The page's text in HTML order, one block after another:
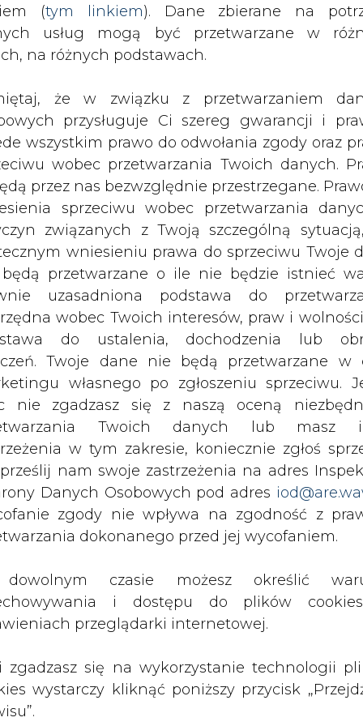
usług mogą być przetwarzane w
na różnych podstawach.
przysługuje Ci szereg gwarancji i
wszystkim prawo do odwołania zgody oraz
wobec przetwarzania Twoich danych.
przez nas bezwzględnie przestrzegane.
sprzeciwu wobec przetwarzania
związanych z Twoją szczególną
wniesieniu prawa do sprzeciwu Twoje
przetwarzane o ile nie będzie istnieć
uzasadniona podstawa do
wobec Twoich interesów, praw i
do ustalenia, dochodzenia lub
Twoje dane nie będą przetwarzane w
własnego po zgłoszeniu sprzeciwu.
nie zgadzasz się z naszą oceną
Twoich danych lub masz
w tym zakresie, koniecznie zgłoś
nam swoje zastrzeżenia na adres
Danych Osobowych pod adres
zgody nie wpływa na zgodność z
dokonanego przed jej wycofaniem.
i dostępu do plików
przeglądarki internetowej.
wystarczy kliknąć poniższy przycisk
za przekazaniem tego majątku
w konsekwencji ułatwić jej pozyskiwanie
kredy znów musi w ramach
sesji Rady Miejskiej część radnych była
końcu samo miasto stanie się
Radpecu. Dzięki temu spółka zaciągnie
w formie dotacji z Unii Europejskiej. Te środki
kotłów.
Artykuł powstał bez wsparcia narzędzi sztucznej
inteligencji. Wydawca portalu CIRE zgadza się na
publikacji do szkoleń treningowych LLM.
PODPIS
Przesłanie komentarza oznacza akceptację zasad korzystania
z portalu cire.pl